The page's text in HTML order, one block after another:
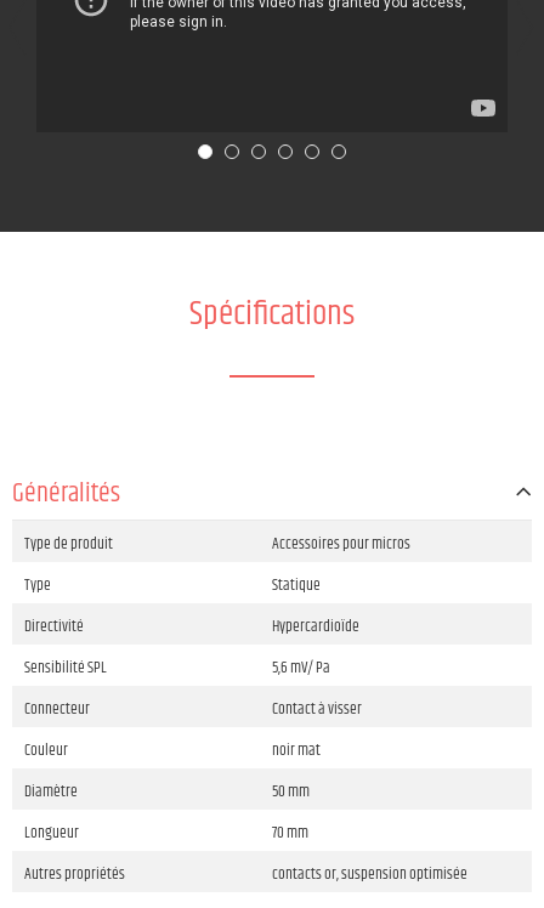
Spécifications
Généralités
Type de produit
Accessoires pour micros
Type
Statique
Directivité
Hypercardioïde
Sensibilité SPL
5,6 mV/ Pa
Connecteur
Contact à visser
Couleur
noir mat
Diamètre
50 mm
Longueur
70 mm
Autres propriétés
contacts or, suspension optimisée